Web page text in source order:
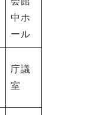
中ホ
ール
庁議
室